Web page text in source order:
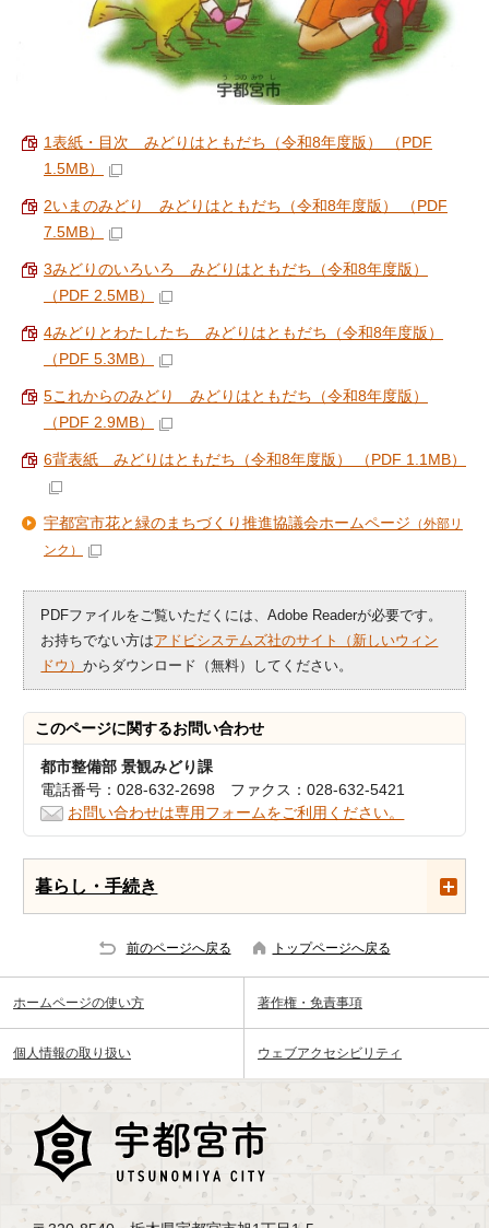
1表紙・目次 みどりはともだち（令和8年度版） （PDF
1.5MB）
2いまのみどり みどりはともだち（令和8年度版） （PDF
7.5MB）
3みどりのいろいろ みどりはともだち（令和8年度版）
（PDF 2.5MB）
4みどりとわたしたち みどりはともだち（令和8年度版）
（PDF 5.3MB）
5これからのみどり みどりはともだち（令和8年度版）
（PDF 2.9MB）
6背表紙 みどりはともだち（令和8年度版） （PDF 1.1MB）
宇都宮市花と緑のまちづくり推進協議会ホームページ （外部リ
ンク）
PDFファイルをご覧いただくには、Adobe Readerが必要です。
お持ちでない方はアドビシステムズ社のサイト（新しいウィン
ドウ）からダウンロード（無料）してください。
このページに関するお問い合わせ
都市整備部 景観みどり課
電話番号：028-632-2698 ファクス：028-632-5421
お問い合わせは専用フォームをご利用ください。
暮らし・手続き
前のページへ戻る トップページへ戻る
ホームページの使い方 著作権・免責事項
個人情報の取り扱い ウェブアクセシビリティ